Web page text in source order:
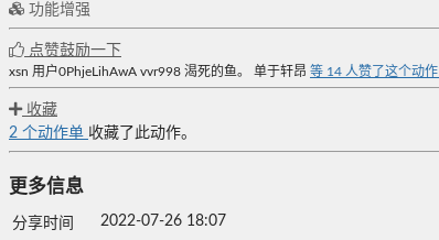
功能增强
点赞鼓励一下
xsn 用户0PhjeLihAwA vvr998 渴死的鱼。 单于轩昂 等 14 人赞了这个动作
收藏
2 个动作单 收藏了此动作。
更多信息
分享时间
2022-07-26 18:07